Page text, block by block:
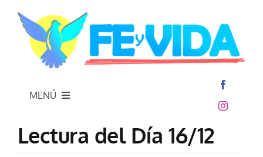
content
MENÚ
Inicio
Lectura del Día 16/12